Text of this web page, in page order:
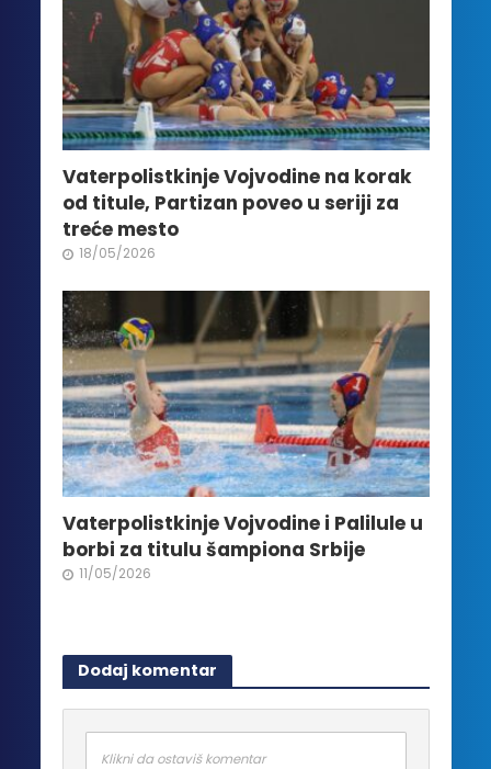
Vaterpolistkinje Vojvodine na korak
od titule, Partizan poveo u seriji za
treće mesto
18/05/2026
Vaterpolistkinje Vojvodine i Palilule u
borbi za titulu šampiona Srbije
11/05/2026
Dodaj komentar
Klikni da ostaviš komentar